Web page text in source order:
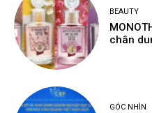
BEAUTY
chân
GÓC NHÌN